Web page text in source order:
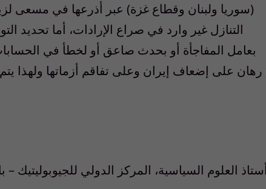
(سوريا ولبنان وقطاع غزة) عبر أذرعها في مسعى
التنازل غير وارد في صراع الإرادات، أما تحديد
بعامل المفاجأة أو بحدث صاعق أو لخطأ في
رهان على إضعاف إيران وعلى تفاقم أزماتها ولهذا
العلوم السياسية، المركز الدولي للجيوبوليتيك –